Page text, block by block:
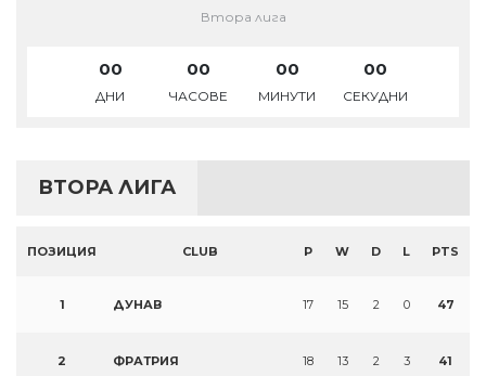
Втора лига
00
ДНИ
00
ЧАСОВЕ
00
МИНУТИ
00
СЕКУДНИ
ВТОРА ЛИГА
ПОЗИЦИЯ CLUB P W D L PTS
1 ДУНАВ 17 15 2 0 47
2 ФРАТРИЯ 18 13 2 3 41